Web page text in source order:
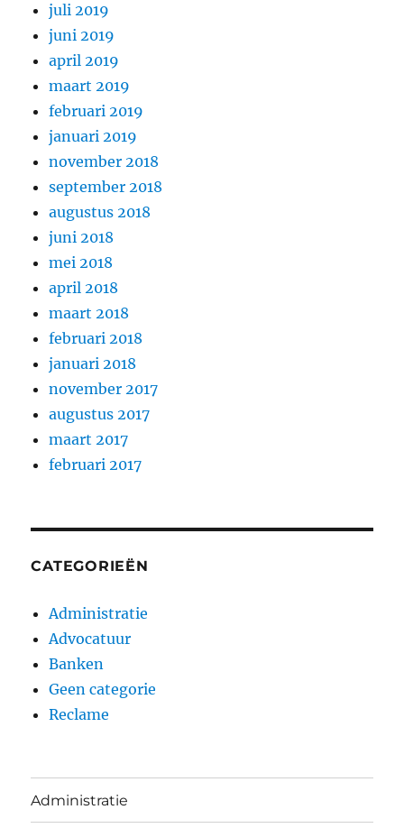
juli 2019
juni 2019
april 2019
maart 2019
februari 2019
januari 2019
november 2018
september 2018
augustus 2018
juni 2018
mei 2018
april 2018
maart 2018
februari 2018
januari 2018
november 2017
augustus 2017
maart 2017
februari 2017
CATEGORIEËN
Administratie
Advocatuur
Banken
Geen categorie
Reclame
Administratie